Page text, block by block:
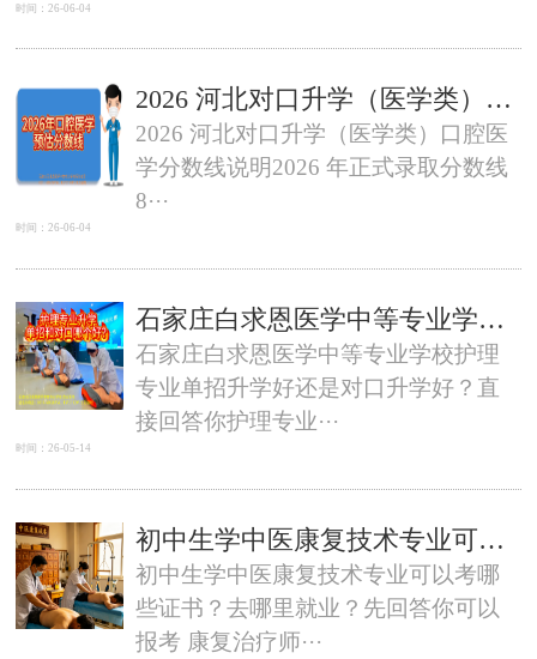
时间：26-06-04
2026 河北对口升学（医学类）口腔医学分数线说明
2026 河北对口升学（医学类）口腔医
学分数线说明2026 年正式录取分数线
8···
时间：26-06-04
石家庄白求恩医学中等专业学校护理专业单招升学好还是对口升学好？
石家庄白求恩医学中等专业学校护理
专业单招升学好还是对口升学好？直
接回答你护理专业···
时间：26-05-14
初中生学中医康复技术专业可以考哪些证书去哪里就业？-石家庄白求恩医学中等专业学校
初中生学中医康复技术专业可以考哪
些证书？去哪里就业？先回答你可以
报考 康复治疗师···